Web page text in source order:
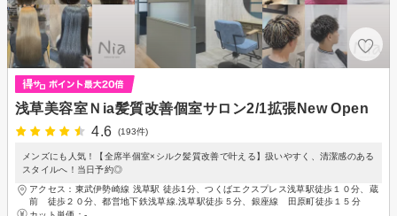
浅草美容室Ｎia髪質改善個室サロン2/1拡張New Open
4.6
(193件)
メンズにも人気！【全席半個室×シルク髪質改善で叶える】扱いやすく、清潔感のある
スタイルへ！当日予約◎
アクセス：東武伊勢崎線 浅草駅 徒歩1分、つくばエクスプレス浅草駅徒歩１０分、蔵
前 徒歩２０分、都営地下鉄浅草線.浅草駅徒歩５分、銀座線 田原町徒歩１５分